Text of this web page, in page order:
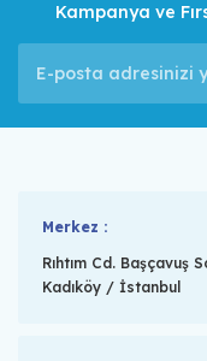
Kampanya ve
Merkez :
Rıhtım Cd. Başçavuş
Kadıköy / İstanbul